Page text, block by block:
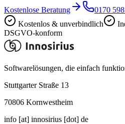
Kostenlose Beratung
0170
Kostenlos & unverbindlich
DSGVO-konform
Softwarelösungen, die einfach
Stuttgarter Straße 13
70806 Kornwestheim
info [at] innosirius [dot] de